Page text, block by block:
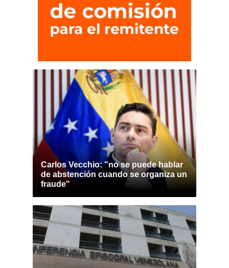
Carlos Vecchio: "no se puede hablar
de abstención cuando se organiza un
fraude"